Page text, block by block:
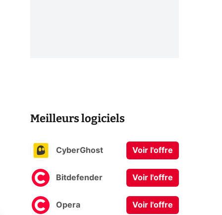
Meilleurs logiciels
CyberGhost Voir l'offre
Bitdefender Voir l'offre
Opera Voir l'offre